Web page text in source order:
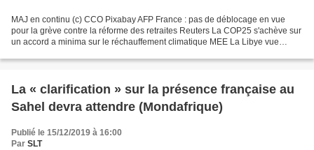
MAJ en continu (c) CCO Pixabay AFP France : pas de déblocage en vue
pour la grève contre la réforme des retraites Reuters La COP25 s'achève sur
un accord a minima sur le réchauffement climatique MEE La Libye vue
La « clarification » sur la présence française au
Sahel devra attendre (Mondafrique)
Publié le 15/12/2019 à 16:00
Par SLT